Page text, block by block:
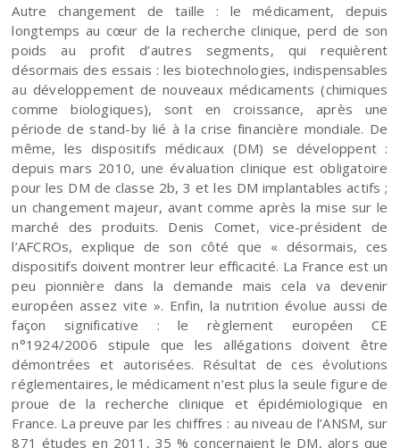
Autre changement de taille : le médicament, depuis
longtemps au cœur de la recherche clinique, perd de son
poids au profit d’autres segments, qui requièrent
désormais des essais : les biotechnologies, indispensables
au développement de nouveaux médicaments (chimiques
comme biologiques), sont en croissance, après une
période de stand-by lié à la crise financière mondiale. De
même, les dispositifs médicaux (DM) se développent :
depuis mars 2010, une évaluation clinique est obligatoire
pour les DM de classe 2b, 3 et les DM implantables actifs ;
un changement majeur, avant comme après la mise sur le
marché des produits. Denis Comet, vice-président de
l’AFCROs, explique de son côté que « désormais, ces
dispositifs doivent montrer leur efficacité. La France est un
peu pionnière dans la demande mais cela va devenir
européen assez vite ». Enfin, la nutrition évolue aussi de
façon significative : le règlement européen CE
n°1924/2006 stipule que les allégations doivent être
démontrées et autorisées. Résultat de ces évolutions
réglementaires, le médicament n’est plus la seule figure de
proue de la recherche clinique et épidémiologique en
France. La preuve par les chiffres : au niveau de l’ANSM, sur
871 études en 2011, 35 % concernaient le DM, alors que